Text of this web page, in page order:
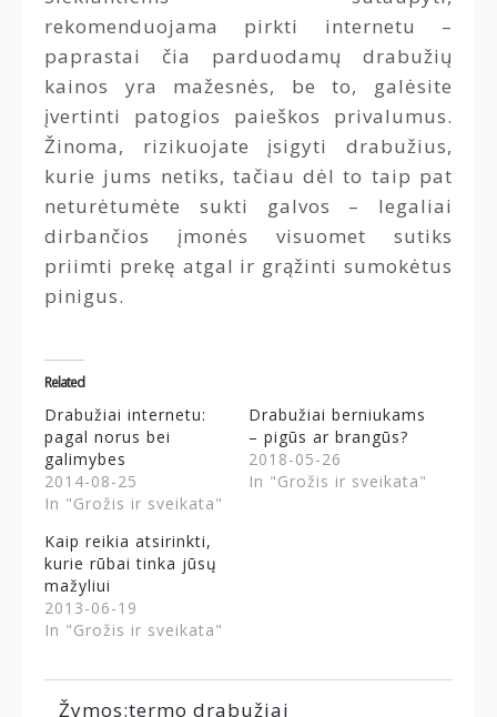
rekomenduojama pirkti internetu –
paprastai čia parduodamų drabužių
kainos yra mažesnės, be to, galėsite
įvertinti patogios paieškos privalumus.
Žinoma, rizikuojate įsigyti drabužius,
kurie jums netiks, tačiau dėl to taip pat
neturėtumėte sukti galvos – legaliai
dirbančios įmonės visuomet sutiks
priimti prekę atgal ir grąžinti sumokėtus
pinigus.
Related
Drabužiai internetu:
pagal norus bei
galimybes
2014-08-25
In "Grožis ir sveikata"
Drabužiai berniukams
– pigūs ar brangūs?
2018-05-26
In "Grožis ir sveikata"
Kaip reikia atsirinkti,
kurie rūbai tinka jūsų
mažyliui
2013-06-19
In "Grožis ir sveikata"
Žymos:termo drabužiai